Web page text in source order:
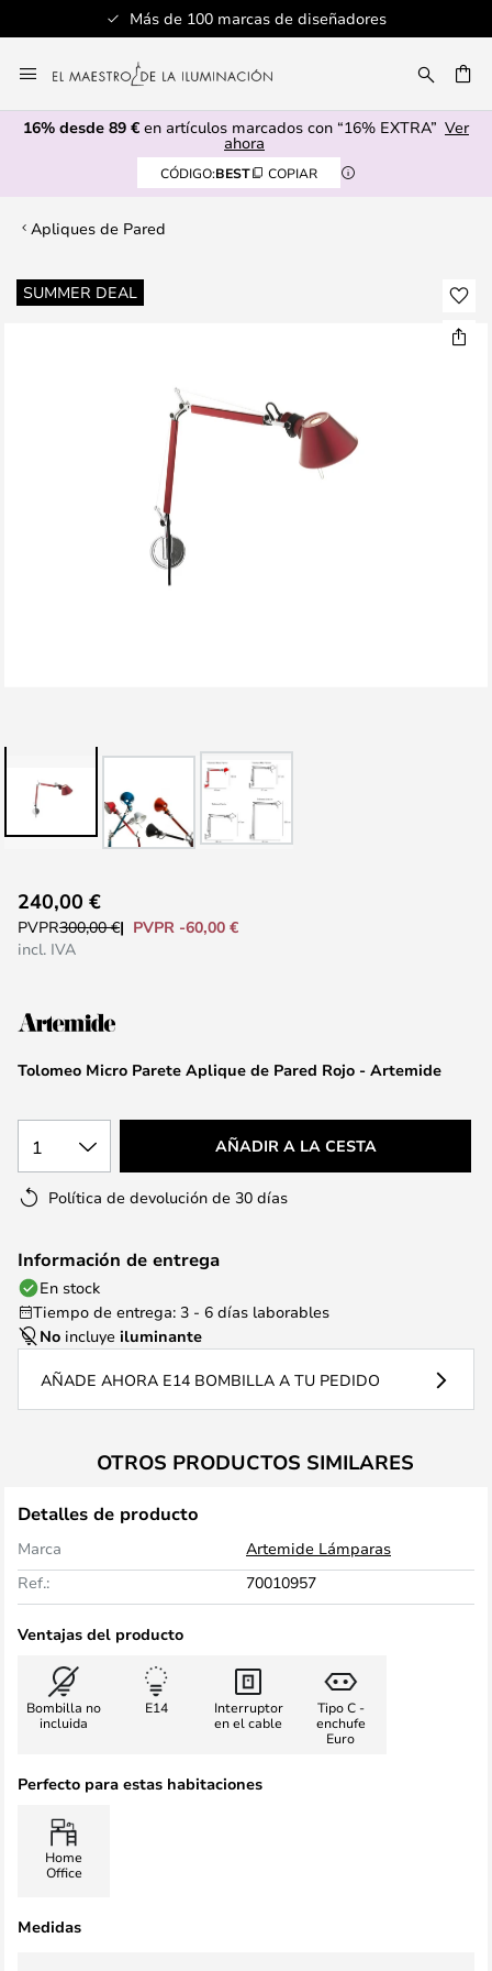
Más de 100 marcas de diseñadores
al
contenido
16% desde 89 € en artículos marcados con “16% EXTRA” Ver
ahora
CÓDIGO:BEST COPIAR
Apliques de Pared
SUMMER DEAL
Saltar
al
comienzo
galería
imágenes
Tolomeo Micro Parete Aplique de Pared Rojo - Artemide
240,00 €
PVPR300,00 €
PVPR -60,00 €
incl. IVA
1 AÑADIR A LA CESTA
Política de devolución de 30 días
Información de entrega
En stock
Tiempo de entrega: 3 - 6 días laborables
No incluye iluminante
AÑADE AHORA E14 BOMBILLA A TU PEDIDO
OTROS PRODUCTOS SIMILARES
Detalles de producto
Marca
Artemide Lámparas
Ref.:
70010957
Ventajas del producto
Bombilla no
incluida
E14
Interruptor
en el cable
Tipo C -
enchufe
Euro
Perfecto para estas habitaciones
Home
Office
Medidas